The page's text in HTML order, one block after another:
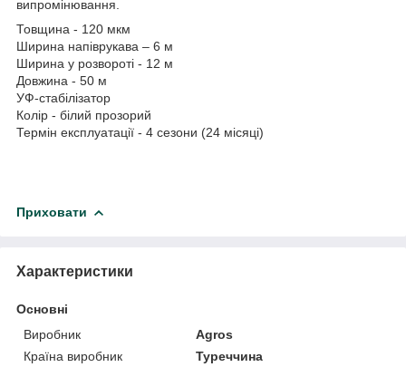
випромінювання.
Товщина - 120 мкм
Ширина напіврукава – 6 м
Ширина у розвороті - 12 м
Довжина - 50 м
УФ-стабілізатор
Колір - білий прозорий
Термін експлуатації - 4 сезони (24 місяці)
Приховати
Характеристики
Основні
Виробник
Agros
Країна виробник
Туреччина